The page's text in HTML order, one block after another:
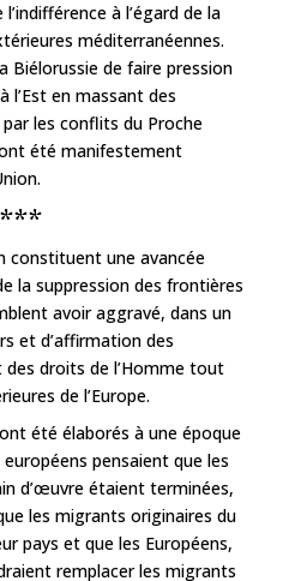
à l’égard de la
méditerranéennes.
Biélorussie de faire pression
l’Est en massant des
par les conflits du Proche
été manifestement
***
constituent une avancée
la suppression des frontières
avoir aggravé, dans un
et d’affirmation des
droits de l’Homme tout
de l’Europe.
été élaborés à une époque
pensaient que les
d’œuvre étaient terminées,
les migrants originaires du
pays et que les Européens,
remplacer les migrants